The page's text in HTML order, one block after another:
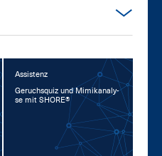
Assistenz
Ge­ruchs­quiz und Mi­mi­kana­ly­
se mit SHORE®